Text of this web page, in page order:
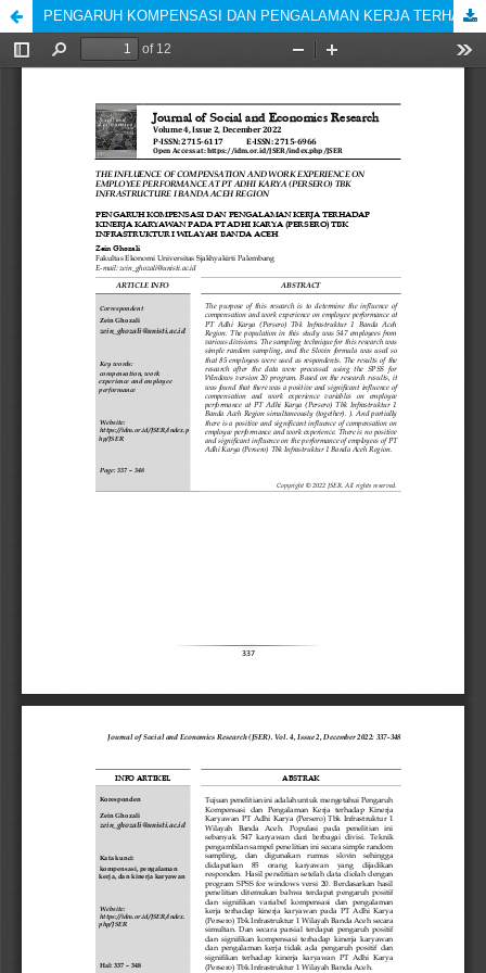
PENGARUH KOMPENSASI DAN PENGALAMAN KERJA TERHADAP KINERJA KARYAWAN PADA PT ADHI KARYA (PERSERO) TBK INFRASTRUKTUR I WILAYAH BANDA ACEH